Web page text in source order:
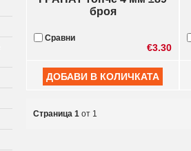
броя
Сравни
€3.30
Страница 1 от 1